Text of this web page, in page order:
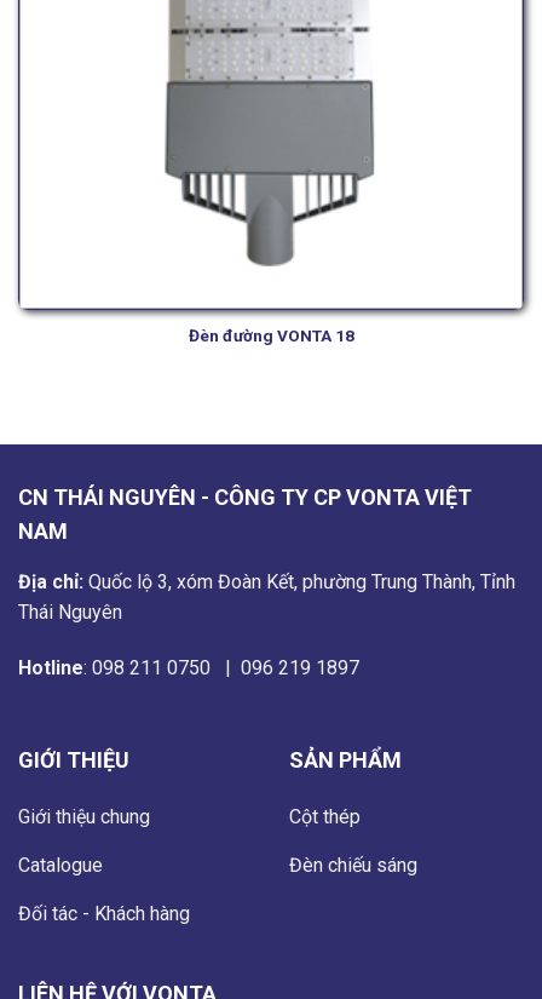
Đèn đường VONTA 18
CN THÁI NGUYÊN - CÔNG TY CP VONTA VIỆT
NAM
Địa chỉ: Quốc lộ 3, xóm Đoàn Kết, phường Trung Thành, Tỉnh
Thái Nguyên
Hotline: 098 211 0750 | 096 219 1897
GIỚI THIỆU
Giới thiệu chung
Catalogue
Đối tác - Khách hàng
SẢN PHẨM
Cột thép
Đèn chiếu sáng
LIÊN HỆ VỚI VONTA